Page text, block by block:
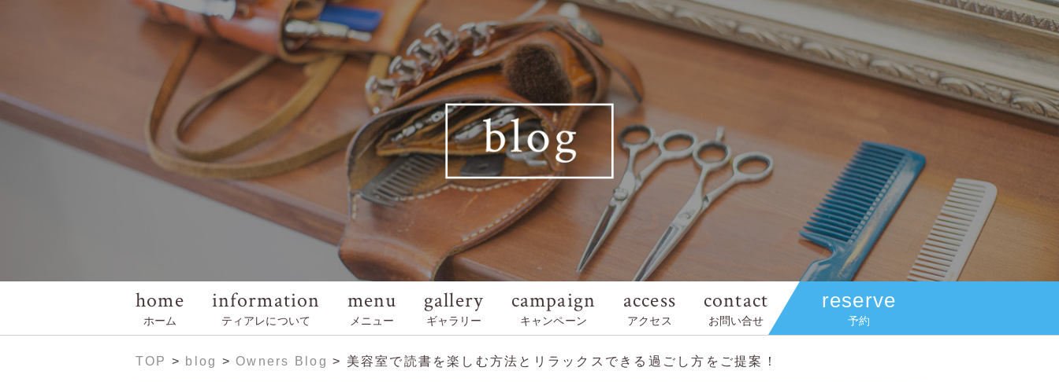
home
ホーム
information
ティアレについて
menu
メニュー
gallery
ギャラリー
campaign
キャンペーン
access
アクセス
contact
お問い合せ
reserve
予約
TOP > blog > Owners Blog > 美容室で読書を楽しむ方法とリラックスできる過ごし方をご提案！